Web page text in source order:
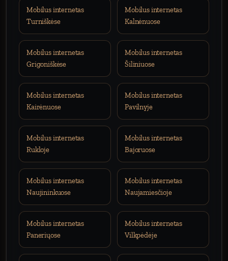
Mobilus internetas
Turniškėse
Mobilus internetas
Kalnėnuose
Mobilus internetas
Grigoniškėse
Mobilus internetas
Šiliniuose
Mobilus internetas
Kairėnuose
Mobilus internetas
Pavilnyje
Mobilus internetas
Rukloje
Mobilus internetas
Bajoruose
Mobilus internetas
Naujininkuose
Mobilus internetas
Naujamiesčioje
Mobilus internetas
Paneriųose
Mobilus internetas
Vilkpėdėje